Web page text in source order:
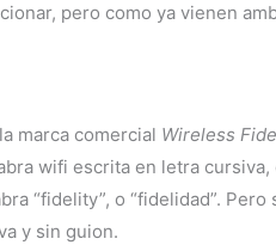
pero como ya vienen
marca comercial Wireless
wifi escrita en letra
“fidelity”, o “fidelidad”.
y sin guion.